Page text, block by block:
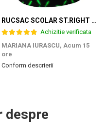
RUCSAC SCOLAR ST.RIGHT 4 COMPARTIMENTE BP-04 GREEN LEVEL 301339
Achizitie verificata
MARIANA IURASCU, Acum 15
ore
Conform descrierii
despre